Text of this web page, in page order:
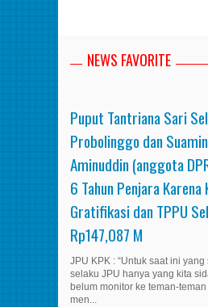
NEWS FAVORITE
Puput Tantriana Sari
Probolinggo dan
Aminuddin (anggota
6 Tahun Penjara Karena
Gratifikasi dan TPPU
Rp147,087 M
JPU KPK : “Untuk saat ini
selaku JPU hanya yang kita
belum monitor ke teman-
men...